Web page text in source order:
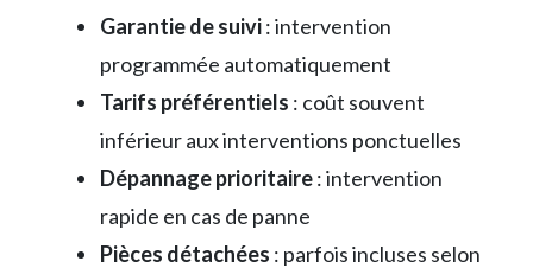
Garantie de suivi: intervention
programmée automatiquement
Tarifs préférentiels : coût souvent
inférieur aux interventions ponctuelles
Dépannage prioritaire: intervention
rapide en cas de panne
Pièces détachées : parfois incluses selon